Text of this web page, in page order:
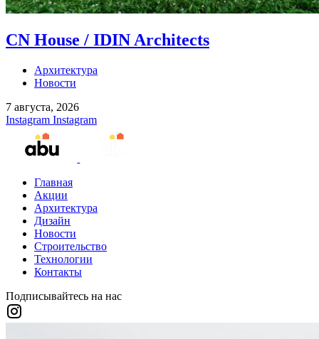
CN House / IDIN Architects
Архитектура
Новости
7 августа, 2026
Instagram Instagram
Главная
Акции
Архитектура
Дизайн
Новости
Строительство
Технологии
Контакты
Подписывайтесь на нас